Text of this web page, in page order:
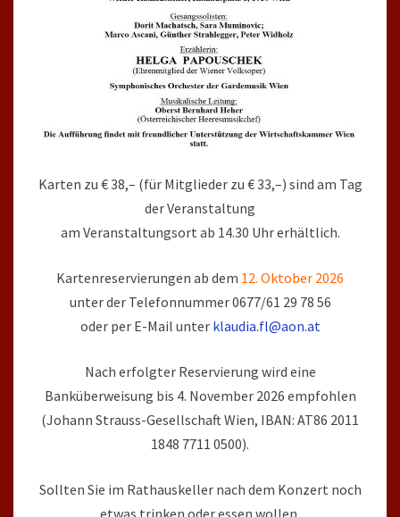
Karten zu € 38,– (für Mitglieder zu € 33,–) sind am Tag
der Veranstaltung
am Veranstaltungsort ab 14.30 Uhr erhältlich.
Kartenreservierungen ab dem 12. Oktober 2026
unter der Telefonnummer 0677/61 29 78 56
oder per E-Mail unter klaudia.fl@aon.at
Nach erfolgter Reservierung wird eine
Banküberweisung bis 4. November 2026 empfohlen
(Johann Strauss-Gesellschaft Wien, IBAN: AT86 2011
1848 7711 0500).
Sollten Sie im Rathauskeller nach dem Konzert noch
etwas trinken oder essen wollen,